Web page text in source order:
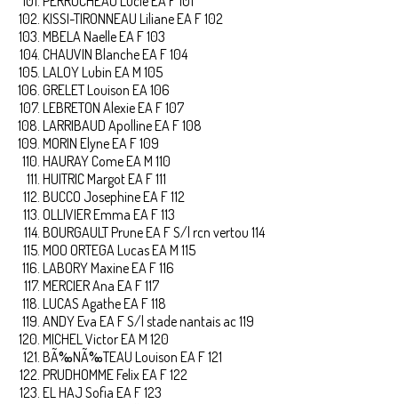
KISSI-TIRONNEAU Liliane EA F 102
MBELA Naelle EA F 103
CHAUVIN Blanche EA F 104
LALOY Lubin EA M 105
GRELET Louison EA 106
LEBRETON Alexie EA F 107
LARRIBAUD Apolline EA F 108
MORIN Elyne EA F 109
HAURAY Come EA M 110
HUITRIC Margot EA F 111
BUCCO Josephine EA F 112
OLLIVIER Emma EA F 113
BOURGAULT Prune EA F S/l rcn vertou 114
MOO ORTEGA Lucas EA M 115
LABORY Maxine EA F 116
MERCIER Ana EA F 117
LUCAS Agathe EA F 118
ANDY Eva EA F S/l stade nantais ac 119
MICHEL Victor EA M 120
BÃ‰NÃ‰TEAU Louison EA F 121
PRUDHOMME Felix EA F 122
EL HAJ Sofia EA F 123